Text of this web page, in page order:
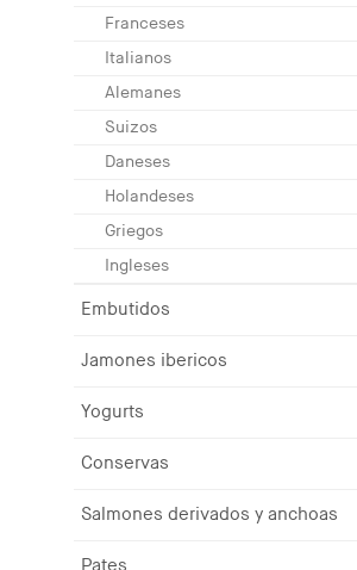
Franceses
Italianos
Alemanes
Suizos
Daneses
Holandeses
Griegos
Ingleses
Embutidos
Jamones ibericos
Yogurts
Conservas
Salmones derivados y anchoas